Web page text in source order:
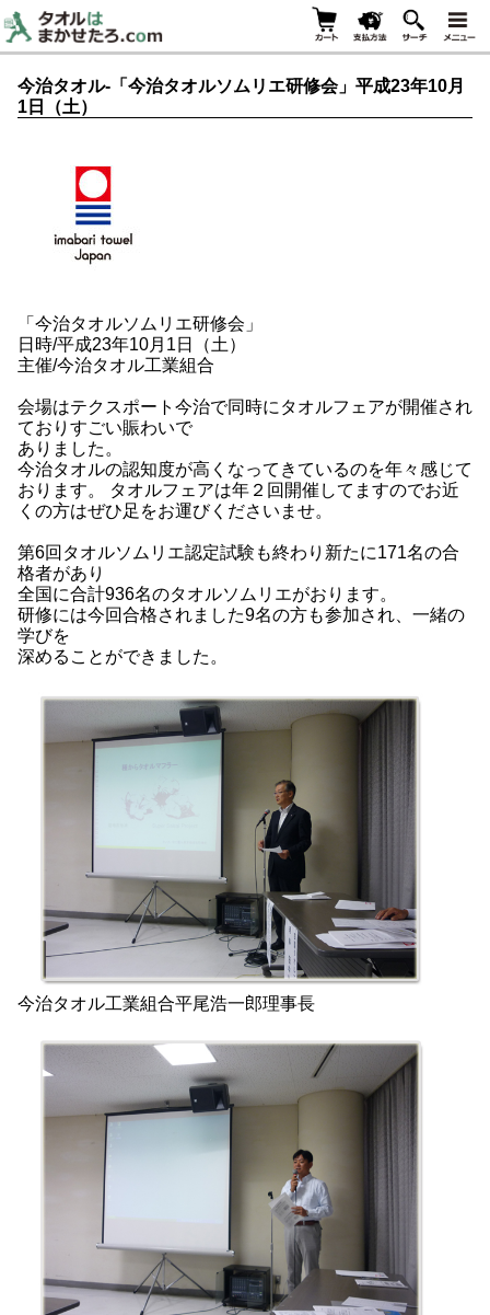
今治タオル-「今治タオルソムリエ研修会」平成23年10月
1日（土）
「今治タオルソムリエ研修会」
日時/平成23年10月1日（土）
主催/今治タオル工業組合
会場はテクスポート今治で同時にタオルフェアが開催され
ておりすごい賑わいで
ありました。
今治タオルの認知度が高くなってきているのを年々感じて
おります。 タオルフェアは年２回開催してますのでお近
くの方はぜひ足をお運びくださいませ。
第6回タオルソムリエ認定試験も終わり新たに171名の合
格者があり
全国に合計936名のタオルソムリエがおります。
研修には今回合格されました9名の方も参加され、一緒の
学びを
深めることができました。
今治タオル工業組合平尾浩一郎理事長